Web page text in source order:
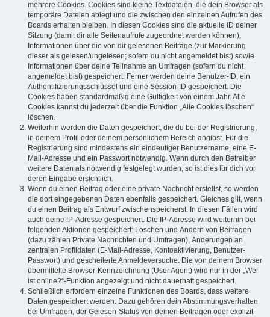
mehrere Cookies. Cookies sind kleine Textdateien, die dein Browser als
temporäre Dateien ablegt und die zwischen den einzelnen Aufrufen des
Boards erhalten bleiben. In diesen Cookies sind die aktuelle ID deiner
Sitzung (damit dir alle Seitenaufrufe zugeordnet werden können),
Informationen über die von dir gelesenen Beiträge (zur Markierung
dieser als gelesen/ungelesen; sofern du nicht angemeldet bist) sowie
Informationen über deine Teilnahme an Umfragen (sofern du nicht
angemeldet bist) gespeichert. Ferner werden deine Benutzer-ID, ein
Authentifizierungsschlüssel und eine Session-ID gespeichert. Die
Cookies haben standardmäßig eine Gültigkeit von einem Jahr. Alle
Cookies kannst du jederzeit über die Funktion „Alle Cookies löschen“
löschen.
Weiterhin werden die Daten gespeichert, die du bei der Registrierung,
in deinem Profil oder deinem persönlichem Bereich angibst. Für die
Registrierung sind mindestens ein eindeutiger Benutzername, eine E-
Mail-Adresse und ein Passwort notwendig. Wenn durch den Betreiber
weitere Daten als notwendig festgelegt wurden, so ist dies für dich vor
deren Eingabe ersichtlich.
Wenn du einen Beitrag oder eine private Nachricht erstellst, so werden
die dort eingegebenen Daten ebenfalls gespeichert. Gleiches gilt, wenn
du einen Beitrag als Entwurf zwischenspeicherst. In diesen Fällen wird
auch deine IP-Adresse gespeichert. Die IP-Adresse wird weiterhin bei
folgenden Aktionen gespeichert: Löschen und Ändern von Beiträgen
(dazu zählen Private Nachrichten und Umfragen), Änderungen an
zentralen Profildaten (E-Mail-Adresse, Kontoaktivierung, Benutzer-
Passwort) und gescheiterte Anmeldeversuche. Die von deinem Browser
übermittelte Browser-Kennzeichnung (User Agent) wird nur in der „Wer
ist online?“-Funktion angezeigt und nicht dauerhaft gespeichert.
Schließlich erfordern einzelne Funktionen des Boards, dass weitere
Daten gespeichert werden. Dazu gehören dein Abstimmungsverhalten
bei Umfragen, der Gelesen-Status von deinen Beiträgen oder explizit